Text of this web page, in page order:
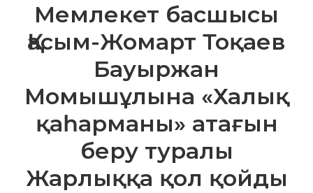
Мемлекет басшысы
Қасым-Жомарт Тоқаев
Бауыржан
Момышұлына «Халық
қаһарманы» атағын
беру туралы
Жарлыққа қол қойды